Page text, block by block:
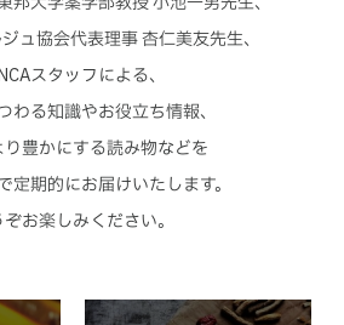
ュ協会代表理事 杏仁美友先生、
スタッフによる、
わる知識やお役立ち情報、
り豊かにする読み物などを
定期的にお届けいたします。
ぞお楽しみください。